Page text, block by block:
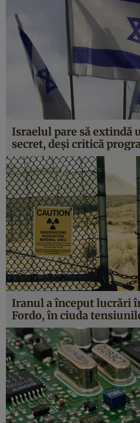
Israelul pare să extindă
secret, deşi critică
Iranul a început lucrări
Fordo, în ciuda